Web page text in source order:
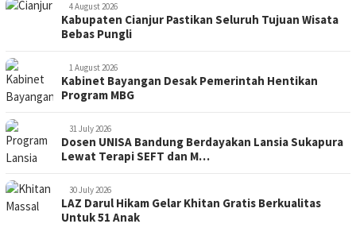
4 August 2026
Kabupaten Cianjur Pastikan Seluruh Tujuan Wisata
Bebas Pungli
1 August 2026
Kabinet Bayangan Desak Pemerintah Hentikan
Program MBG
31 July 2026
Dosen UNISA Bandung Berdayakan Lansia Sukapura
Lewat Terapi SEFT dan M…
30 July 2026
LAZ Darul Hikam Gelar Khitan Gratis Berkualitas
Untuk 51 Anak